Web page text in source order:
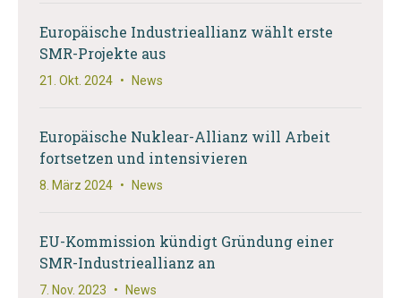
Europäische Industrieallianz wählt erste
SMR-Projekte aus
21. Okt. 2024 • News
Europäische Nuklear-Allianz will Arbeit
fortsetzen und intensivieren
8. März 2024 • News
EU-Kommission kündigt Gründung einer
SMR-Industrieallianz an
7. Nov. 2023 • News